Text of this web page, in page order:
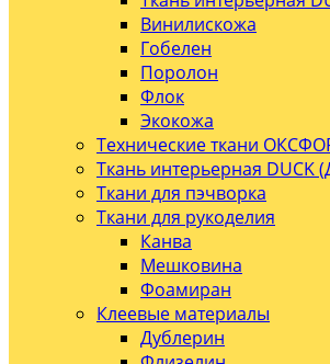
Винилискожа
Гобелен
Поролон
Флок
Экокожа
Технические ткани
Ткань интерьерная DUCK
Ткани для пэчворка
Ткани для рукоделия
Канва
Мешковина
Фоамиран
Клеевые материалы
Дублерин